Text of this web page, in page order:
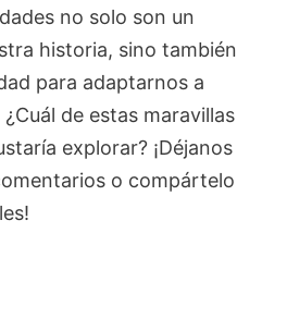
no solo son un
historia, sino también
para adaptarnos a
de estas maravillas
explorar? ¡Déjanos
o compártelo